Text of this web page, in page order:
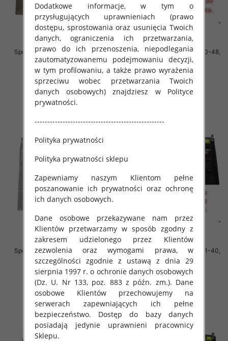
Spodnie męskie jeans Roz 40-48,
1 Kolor .Paczka 10 szt
52.00 zł
szczegóły
Spodnie męskie jeans Roz 40-48,
1 Kolor .Paczka 10 szt
52.00 zł
szczegóły
Spodnie męskie jeans Roz 40-48,
1 Kolor .Paczka 10 szt
52.00 zł
szczegóły
Spodnie męskie jeans Roz 31-40,
1 Kolor .Paczka 10 szt
55.00 zł
szczegóły
Dodatkowe informacje, w tym o
przysługujących uprawnieniach (prawo
dostępu, sprostowania oraz usunięcia Twoich
danych, ograniczenia ich przetwarzania,
prawo do ich przenoszenia, niepodlegania
zautomatyzowanemu podejmowaniu decyzji,
w tym profilowaniu, a także prawo wyrażenia
sprzeciwu wobec przetwarzania Twoich
danych osobowych) znajdziesz w Polityce
prywatności.
---------------------------------------------------
Polityka prywatności
Polityka prywatności sklepu
Zapewniamy naszym Klientom pełne
poszanowanie ich prywatności oraz ochronę
ich danych osobowych.
Dane osobowe przekazywane nam przez
Klientów przetwarzamy w sposób zgodny z
zakresem udzielonego przez Klientów
zezwolenia oraz wymogami prawa, w
szczególności zgodnie z ustawą z dnia 29
sierpnia 1997 r. o ochronie danych osobowych
(Dz. U. Nr 133, poz. 883 z późn. zm.). Dane
osobowe Klientów przechowujemy na
serwerach zapewniających ich pełne
bezpieczeństwo. Dostęp do bazy danych
posiadają jedynie uprawnieni pracownicy
Sklepu.